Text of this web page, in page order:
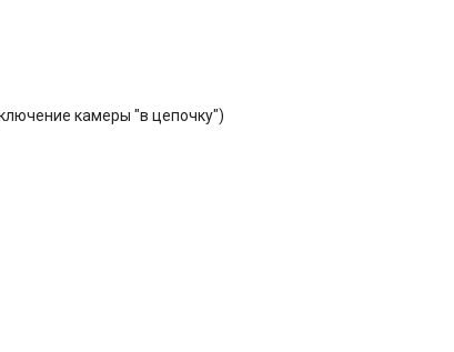
камеры "в цепочку")